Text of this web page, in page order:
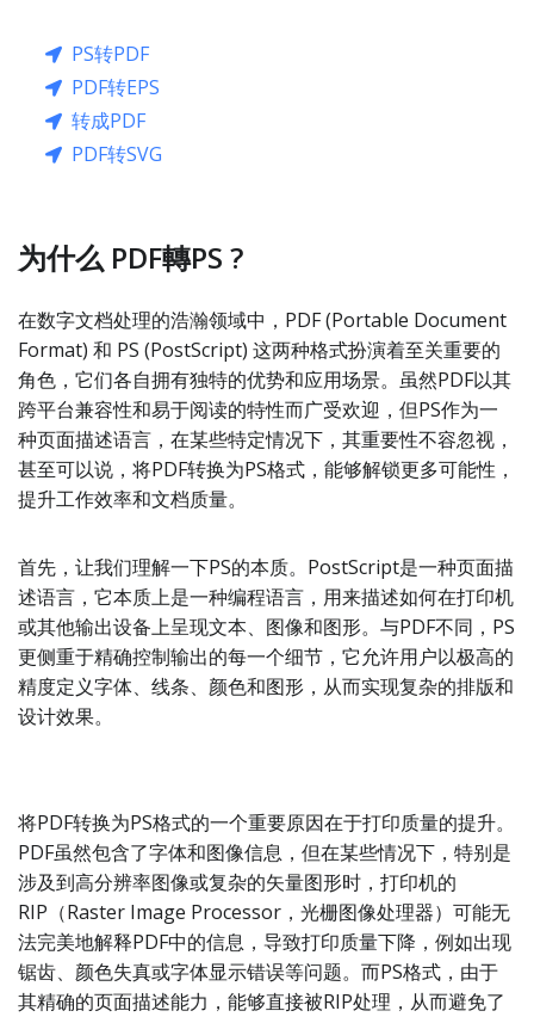
PS转PDF
PDF转EPS
转成PDF
PDF转SVG
为什么 PDF轉PS ?
在数字文档处理的浩瀚领域中，PDF (Portable Document
Format) 和 PS (PostScript) 这两种格式扮演着至关重要的
角色，它们各自拥有独特的优势和应用场景。虽然PDF以其
跨平台兼容性和易于阅读的特性而广受欢迎，但PS作为一
种页面描述语言，在某些特定情况下，其重要性不容忽视，
甚至可以说，将PDF转换为PS格式，能够解锁更多可能性，
提升工作效率和文档质量。
首先，让我们理解一下PS的本质。PostScript是一种页面描
述语言，它本质上是一种编程语言，用来描述如何在打印机
或其他输出设备上呈现文本、图像和图形。与PDF不同，PS
更侧重于精确控制输出的每一个细节，它允许用户以极高的
精度定义字体、线条、颜色和图形，从而实现复杂的排版和
设计效果。
将PDF转换为PS格式的一个重要原因在于打印质量的提升。
PDF虽然包含了字体和图像信息，但在某些情况下，特别是
涉及到高分辨率图像或复杂的矢量图形时，打印机的
RIP（Raster Image Processor，光栅图像处理器）可能无
法完美地解释PDF中的信息，导致打印质量下降，例如出现
锯齿、颜色失真或字体显示错误等问题。而PS格式，由于
其精确的页面描述能力，能够直接被RIP处理，从而避免了